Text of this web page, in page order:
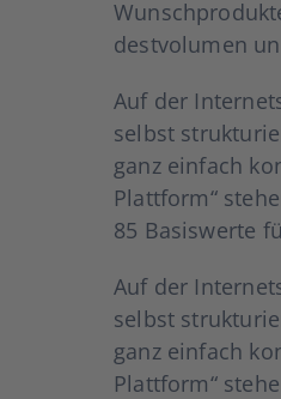
dest­vo­lu­men
Auf der
selbst
ganz ein­fach
Platt­form“
85 Basis­wer­te
Auf der
selbst
ganz ein­fach
Platt­form“